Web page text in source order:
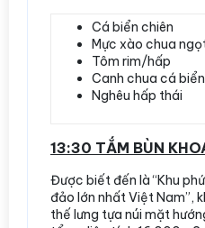
Cá biển chiên
Mực xào chua
Tôm rim/hấp
Canh chua cá biển
Nghêu hấp thái
13:30 TẮM BÙN
Được biết đến là “Khu
đảo lớn nhất Việt Nam”,
thế lưng tựa núi mặt